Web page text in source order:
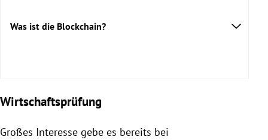
Was ist die Blockchain?
Wirtschaftsprüfung
Großes Interesse gebe es bereits bei